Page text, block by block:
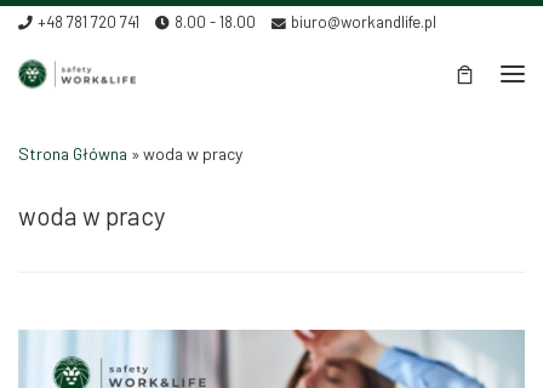
Skip to content
+48 781 720 741 8.00 - 18.00 biuro@workandlife.pl
Strona Główna »woda w pracy
woda w pracy